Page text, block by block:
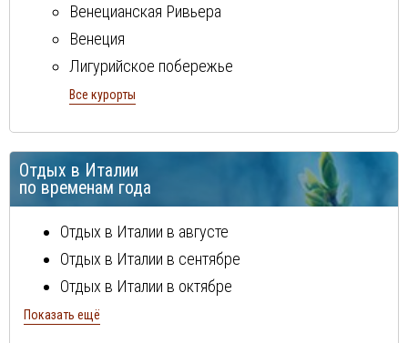
Венецианская Ривьера
Венеция
Лигурийское побережье
Милан
остров Сардиния
остров Сицилия
Рим
Тосканcкая ривьера
Флоренция
Эмилия Романия
Все курорты
Отдых в Италии
по временам года
Отдых в Италии в августе
Отдых в Италии в сентябре
Отдых в Италии в октябре
Отдых в Италии в ноябре
Показать ещё